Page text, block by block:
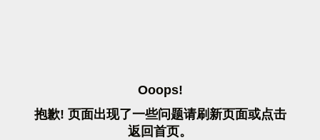
OOOPS!
抱歉! 页面出现了一些问题请刷 新页面或点击
返 回首页。